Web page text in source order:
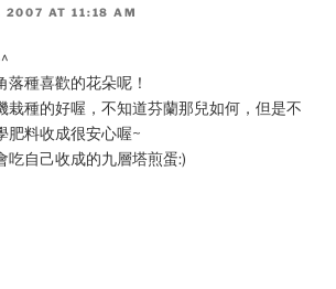
2007 AT 11:18 AM
落種喜歡的花朵呢！
栽種的好喔，不知道芬蘭那兒如何，但是不
肥料收成很安心喔~
吃自己收成的九層塔煎蛋:)